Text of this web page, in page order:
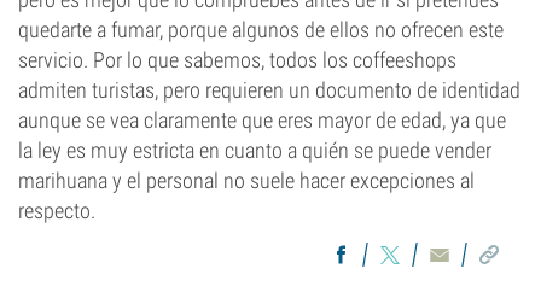
quedarte a fumar, porque algunos de ellos no ofrecen este
servicio. Por lo que sabemos, todos los coffeeshops
admiten turistas, pero requieren un documento de identidad
aunque se vea claramente que eres mayor de edad, ya que
la ley es muy estricta en cuanto a quién se puede vender
marihuana y el personal no suele hacer excepciones al
respecto.